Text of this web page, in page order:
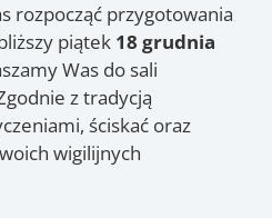
rozpocząć przygotowania
piątek 18 grudnia
Was do sali
z tradycją
ściskać oraz
wigilijnych